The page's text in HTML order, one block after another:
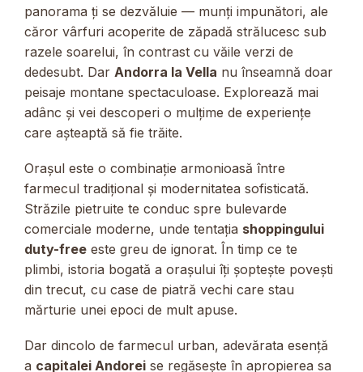
panorama ți se dezvăluie — munți impunători, ale
căror vârfuri acoperite de zăpadă strălucesc sub
razele soarelui, în contrast cu văile verzi de
dedesubt. Dar Andorra la Vella nu înseamnă doar
peisaje montane spectaculoase. Explorează mai
adânc și vei descoperi o mulțime de experiențe
care așteaptă să fie trăite.
Orașul este o combinație armonioasă între
farmecul tradițional și modernitatea sofisticată.
Străzile pietruite te conduc spre bulevarde
comerciale moderne, unde tentația shoppingului
duty-free este greu de ignorat. În timp ce te
plimbi, istoria bogată a orașului îți șoptește povești
din trecut, cu case de piatră vechi care stau
mărturie unei epoci de mult apuse.
Dar dincolo de farmecul urban, adevărata esență
a capitalei Andorei se regăsește în apropierea sa